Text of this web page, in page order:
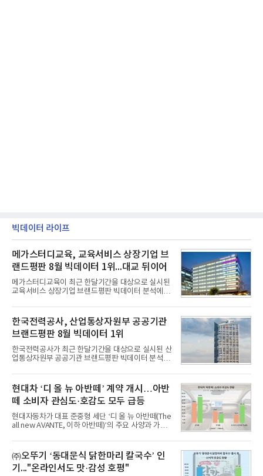
빅데이터 라이프
메가스터디교육, 교육서비스 상장기업 브
랜드평판 8월 빅데이터 1위...대교 뒤이어
메가스터디교육이 최근 한달기간을 대상으로 실시된
교육서비스 상장기업 브랜드평판 빅데이터 분석에서
일 한국기업평판연구소(소장 구창환)는 국내 교육서
비스 상장기업 브랜드를 대상으로 지난 7월 7일부터
8월 7일까지 수집된 소비자 빅데이터 10,074,233건
을 분석한 결과, 메가스터디교육이 브랜드평판지수
1,710,926을 기록하며 8월 1위에 올랐다고 밝혔다.
분석에 활용된 빅데이터는 지난 7월(9,491,206건) 대
비 6.14% 증가한 수치로, 교육서비스 상장기업 브랜
디교육, 대교, 디지
한국전력공사, 산업통상자원부 공공기관
브랜드평판 8월 빅데이터 1위
한국전력공사가 최근 한달기간을 대상으로 실시된 산
업통상자원부 공공기관 브랜드평판 빅데이터 분석에
이 순으로 뒤를 이었다.7일 한국기업평판연구소(소장
구창환)는 산업통상자원부 공공기관 41개 브랜드를
대상으로 지난 7월 7일부터 8월 7일까지 수집된 소비
자 빅데이터 91,102,549건을 분석한 결과, 한국전력
공사가 브랜드평판지수 10,670,633을 기록하며 8월
1위에 올랐다고 밝혔다. 분석에 활용된 빅데이터는 지
난 7월(88,893,823건) 대비 2.48% 증가한 수치다.연
수력원자력, 한국석
현대차 ‘디 올 뉴 아반떼’ 계약 개시…아반
떼 소비자 관심도·호감도 모두 급등
현대자동차가 대표 준중형 세단 ‘디 올 뉴 아반떼(The
all new AVANTE, 이하 아반떼)’의 주요 사양과 가격
떼는 6년 만에 선보이는 8세대 완전변경 모델로, ▲정
교한 선과 면을 중심으로 완성한 파격적인 디자인 ▲
과거 중형 세단 수준으로 확대된 차체 제원 ▲글로벌
최고 수준의 안전성 ▲성능과 효율을 동시에 높인 주
㈜오뚜기 ‘동대문식 닭한마리 칼국수’ 인
기..."온라인서도 맛·감성 호평"